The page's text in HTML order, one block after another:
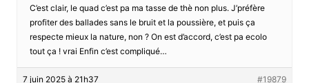
C’est clair, le quad c’est pa ma tasse de thè non plus. J’préfère
profiter des ballades sans le bruit et la poussière, et puis ça
respecte mieux la nature, non ? On est d’accord, c’est pa ecolo
tout ça ! vrai Enfin c’est compliqué…
7 juin 2025 à 21h37 #19879